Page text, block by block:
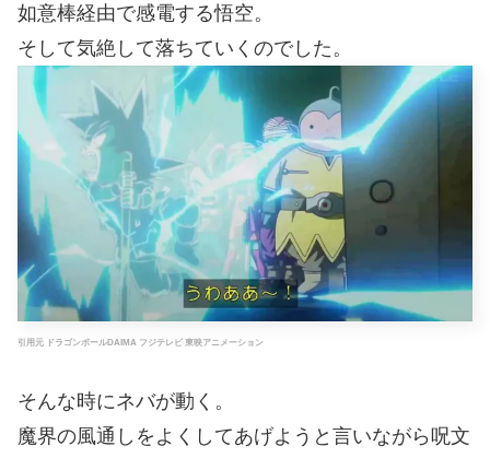
如意棒経由で感電する悟空。
そして気絶して落ちていくのでした。
引用元 ドラゴンボールDAIMA フジテレビ 東映アニメーション
そんな時にネバが動く。
魔界の風通しをよくしてあげようと言いながら呪文